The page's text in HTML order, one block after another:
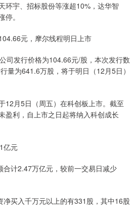
环宇、招标股份等涨超10%，达华智
。
元，摩尔线程明日上市
司发行价格为104.66元/股，本次发行数
量为641.6万股，将于明日（12月5日）
12月5日（周五）在科创板上市。截至
盈利，自上市之日起将纳入科创成长
亿元
计2.47万亿元，较前一交易日减少
买入千万元以上的有331股，其中16股